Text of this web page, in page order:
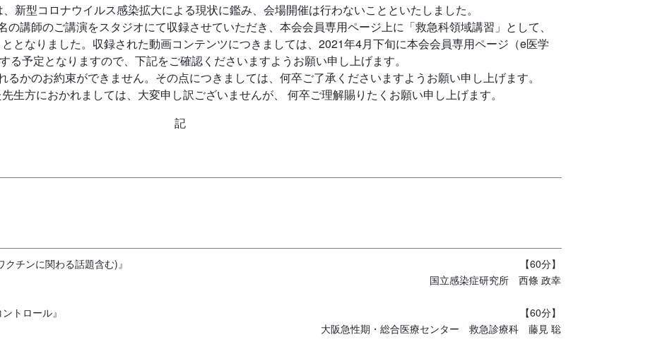
新型コロナウイルス感染拡大による現状に鑑み、会場開催は行わないことといたしました。
講師のご講演をスタジオにて収録させていただき、本会会員専用ページ上に「救急科領域講習」として、
となりました。収録された動画コンテンツにつきましては、2021年4月下旬に本会会員専用ページ（e医学
予定となりますので、下記をご確認くださいますようお願い申し上げます。
かのお約束ができません。その点につきましては、何卒ご了承くださいますようお願い申し上げます。
生方におかれましては、大変申し訳ございませんが、 何卒ご理解賜りたくお願い申し上げます。
記
ワクチンに関わる話題含む)』
【60分】
国立感染症研究所 西條 政幸
トロール』
【60分】
大阪急性期・総合医療センター 救急診療科 藤見 聡